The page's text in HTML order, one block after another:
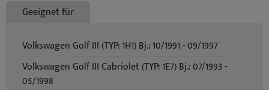
Geeignet für
Volkswagen Golf III (TYP: 1H1) Bj.: 10/1991 - 09/1997
Volkswagen Golf III Cabriolet (TYP: 1E7) Bj.: 07/1993 -
05/1998